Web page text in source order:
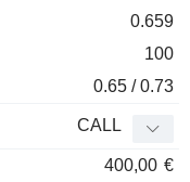
0.659
100
0.65 / 0.73
CALL
400,00 €